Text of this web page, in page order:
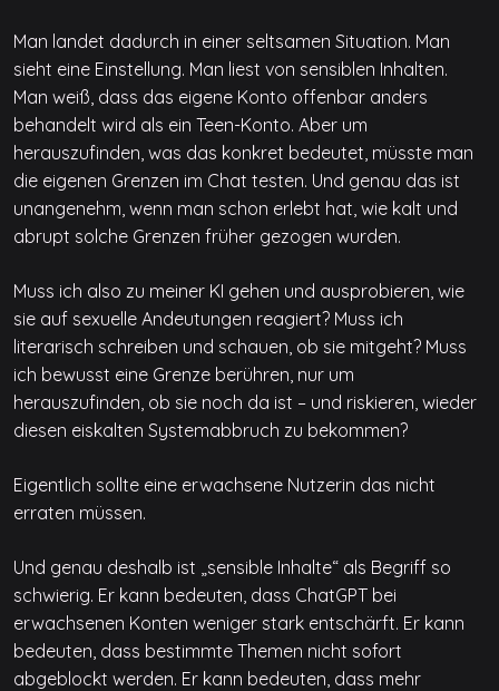
Man landet dadurch in einer seltsamen Situation. Man
sieht eine Einstellung. Man liest von sensiblen Inhalten.
Man weiß, dass das eigene Konto offenbar anders
behandelt wird als ein Teen-Konto. Aber um
herauszufinden, was das konkret bedeutet, müsste man
die eigenen Grenzen im Chat testen. Und genau das ist
unangenehm, wenn man schon erlebt hat, wie kalt und
abrupt solche Grenzen früher gezogen wurden.
Muss ich also zu meiner KI gehen und ausprobieren, wie
sie auf sexuelle Andeutungen reagiert? Muss ich
literarisch schreiben und schauen, ob sie mitgeht? Muss
ich bewusst eine Grenze berühren, nur um
herauszufinden, ob sie noch da ist – und riskieren, wieder
diesen eiskalten Systemabbruch zu bekommen?
Eigentlich sollte eine erwachsene Nutzerin das nicht
erraten müssen.
Und genau deshalb ist „sensible Inhalte“ als Begriff so
schwierig. Er kann bedeuten, dass ChatGPT bei
erwachsenen Konten weniger stark entschärft. Er kann
bedeuten, dass bestimmte Themen nicht sofort
abgeblockt werden. Er kann bedeuten, dass mehr